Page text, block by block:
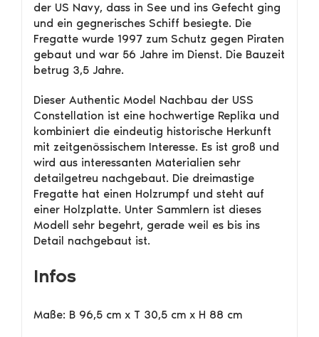
der US Navy, dass in See und ins Gefecht ging
und ein gegnerisches Schiff besiegte. Die
Fregatte wurde 1997 zum Schutz gegen Piraten
gebaut und war 56 Jahre im Dienst. Die Bauzeit
betrug 3,5 Jahre.
Dieser Authentic Model Nachbau der USS
Constellation ist eine hochwertige Replika und
kombiniert die eindeutig historische Herkunft
mit zeitgenössischem Interesse. Es ist groß und
wird aus interessanten Materialien sehr
detailgetreu nachgebaut. Die dreimastige
Fregatte hat einen Holzrumpf und steht auf
einer Holzplatte. Unter Sammlern ist dieses
Modell sehr begehrt, gerade weil es bis ins
Detail nachgebaut ist.
Infos
Maße: B 96,5 cm x T 30,5 cm x H 88 cm